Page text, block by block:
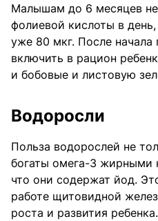
Малышам до 6 месяцев
фолиевой кислоты в
уже 80 мкг. После начала
включить в рацион
и бобовые и листовую
Водоросли
Польза водорослей не
богаты омега-3 жирными
что они содержат йод.
работе щитовидной
роста и развития